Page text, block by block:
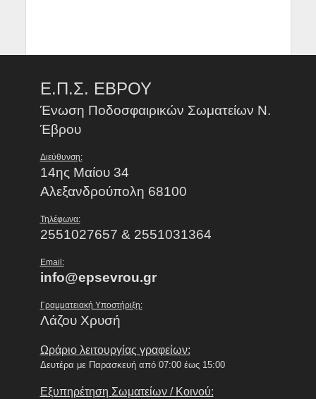
Ε.Π.Σ. ΕΒΡΟΥ
Ένωση Ποδοσφαιρικών Σωματείων Ν.
Έβρου
Διεύθυνση:
14ης Μαίου 34
Αλεξανδρούπολη 68100
Τηλέφωνα:
2551027657 & 2551031364
Email:
info@epsevrou.gr
Γραμματειακή Υποστήριξη:
Λάζου Χρυσή
Ωράριο λειτουργίας γραφείων:
Δευτέρα με Παρασκευή από 07:00 έως 15:00
Εξυπηρέτηση Σωματείων / Κοινού: